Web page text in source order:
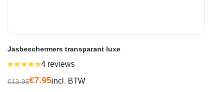
Jasbeschermers transparant luxe
Gewaardeerd
4 reviews
€13.95€7.95incl. BTW